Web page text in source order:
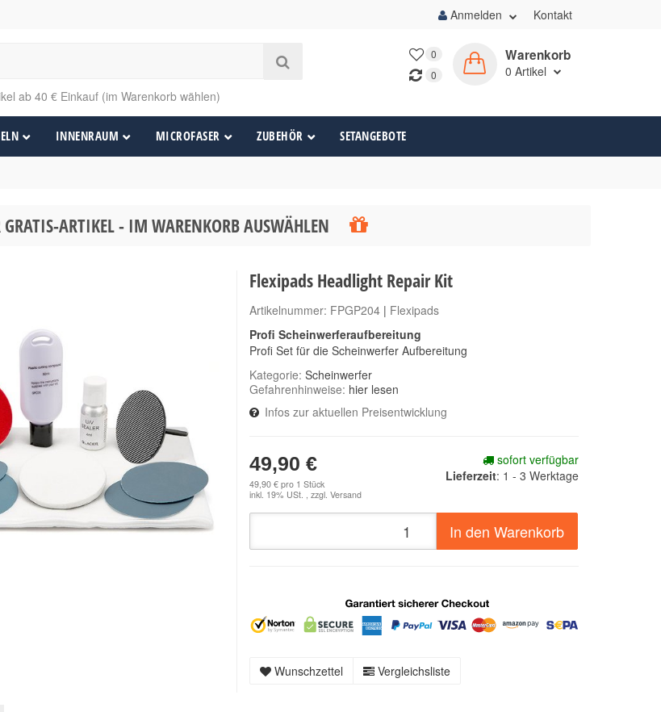
Anmelden Kontakt
ab 40 € Einkauf (im Warenkorb wählen)
0
0
Warenkorb
0 Artikel
INNENRAUM MICROFASER ZUBEHÖR SETANGEBOTE
GRATIS-ARTIKEL - IM WARENKORB AUSWÄHLEN
Flexipads Headlight Repair Kit
Artikelnummer: FPGP204 | Flexipads
Profi Scheinwerferaufbereitung
Profi Set für die Scheinwerfer Aufbereitung
Kategorie:Scheinwerfer
Gefahrenhinweise: hier lesen
Infos zur aktuellen Preisentwicklung
49,90 €
49,90 € pro 1 Stück
inkl. 19% USt. , zzgl.Versand
sofort verfügbar
Lieferzeit: 1 - 3 Werktage
In den Warenkorb
Wunschzettel Vergleichsliste